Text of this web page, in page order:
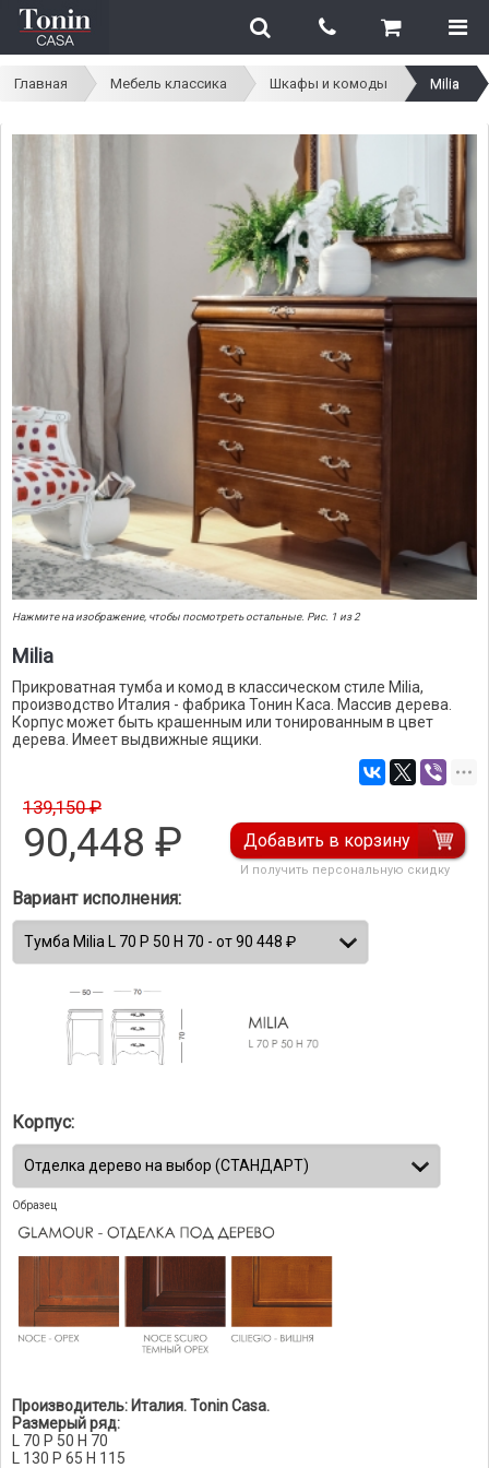
Главная Мебель классика Шкафы и комоды Milia
Нажмите на изображение, чтобы посмотреть остальные. Рис. 1 из 2
Milia
Прикроватная тумба и комод в классическом стиле Milia,
производство Италия - фабрика Тонин Каса. Массив дерева.
Корпус может быть крашенным или тонированным в цвет
дерева. Имеет выдвижные ящики.
139,150 ₽
90,448 ₽ Добавить в корзину
И получить персональную скидку
Вариант исполнения:
Корпус:
Образец
Производитель: Италия. Tonin Casa.
Размерый ряд:
L 70 P 50 H 70
L 130 P 65 H 115